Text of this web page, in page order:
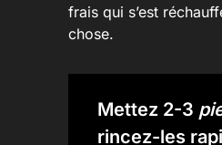
frais qui s’est
chose.
Mettez 2-3
rincez-les